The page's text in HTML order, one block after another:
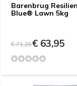
Barenbrug
Blue® Lawn 5kg
€ 71,25€ 63,95